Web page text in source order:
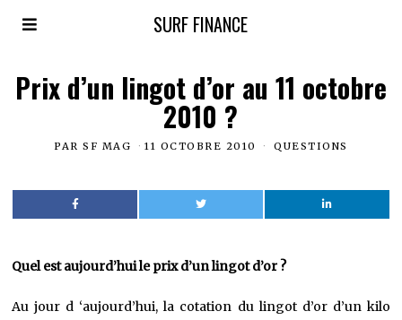
SURF FINANCE
Prix d’un lingot d’or au 11 octobre
2010 ?
PARSF MAG 11 OCTOBRE 2010 QUESTIONS
Quel est aujourd’hui le prix d’un lingot d’or ?
Au jour d ‘aujourd’hui, la cotation du lingot d’or d’un kilo